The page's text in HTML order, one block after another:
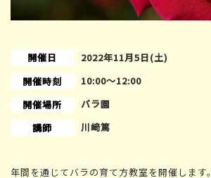
開催日
2022年11月5日(土)
開催時刻
10:00〜12:00
開催場所
バラ園
講師
川﨑篤
年間を通じてバラの育て方教室を開催します。